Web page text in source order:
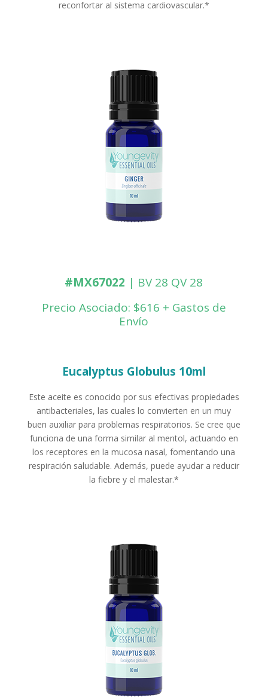
reconfortar al sistema cardiovascular.*
#MX67022 | BV 28 QV 28
Precio Asociado: $616 + Gastos de
Envío
Eucalyptus Globulus 10ml
Este aceite es conocido por sus efectivas propiedades
antibacteriales, las cuales lo convierten en un muy
buen auxiliar para problemas respiratorios. Se cree que
funciona de una forma similar al mentol, actuando en
los receptores en la mucosa nasal, fomentando una
respiración saludable. Además, puede ayudar a reducir
la fiebre y el malestar.*